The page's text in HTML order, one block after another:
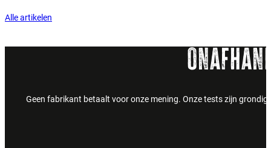
Alle artikelen
Geen fabrikant betaalt voor onze mening. Onze tests zijn